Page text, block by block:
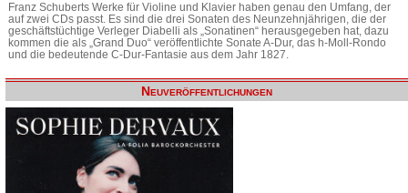
Franz Schuberts Werke für Violine und Klavier haben genau den Umfang, der
auf zwei CDs passt. Es sind die drei Sonaten des Neunzehnjährigen, die der
geschäftstüchtige Verleger Diabelli als „Sonatinen“ herausgegeben hat, dazu
kommen die als „Grand Duo“ veröffentlichte Sonate A-Dur, das h-Moll-Rondo
und die bedeutende C-Dur-Fantasie aus dem Jahr 1827.
Neuveröffentlichungen